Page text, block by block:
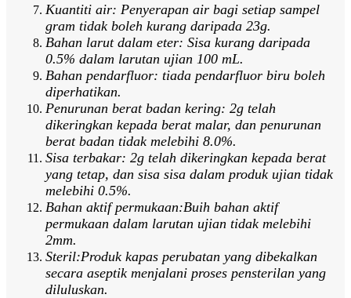
Kuantiti air: Penyerapan air bagi setiap sampel
gram tidak boleh kurang daripada 23g.
Bahan larut dalam eter: Sisa kurang daripada
0.5% dalam larutan ujian 100 mL.
Bahan pendarfluor: tiada pendarfluor biru boleh
diperhatikan.
Penurunan berat badan kering: 2g telah
dikeringkan kepada berat malar, dan penurunan
berat badan tidak melebihi 8.0%.
Sisa terbakar: 2g telah dikeringkan kepada berat
yang tetap, dan sisa sisa dalam produk ujian tidak
melebihi 0.5%.
Bahan aktif permukaan:Buih bahan aktif
permukaan dalam larutan ujian tidak melebihi
2mm.
Steril:Produk kapas perubatan yang dibekalkan
secara aseptik menjalani proses pensterilan yang
diluluskan.